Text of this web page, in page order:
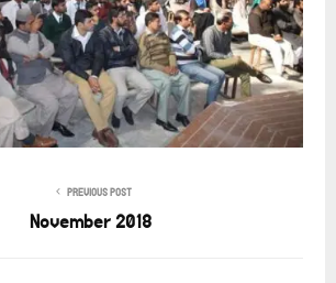
PREVIOUS POST
November 2018